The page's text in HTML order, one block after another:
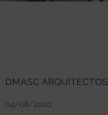
DMASC ARQUITECTOS
04/08/2020